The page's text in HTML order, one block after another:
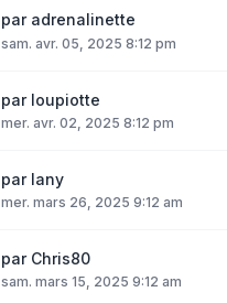
par adrenalinette
sam. avr. 05, 2025 8:12 pm
par loupiotte
mer. avr. 02, 2025 8:12 pm
par lany
mer. mars 26, 2025 9:12 am
par Chris80
sam. mars 15, 2025 9:12 am